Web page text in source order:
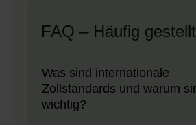
FAQ – Häufig
Was sind internationale
Zollstandards und warum
wichtig?